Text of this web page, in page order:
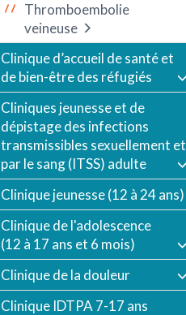
Thromboembolie
veineuse
Clinique d’accueil de santé et
de bien-être des réfugiés
Cliniques jeunesse et de
dépistage des infections
transmissibles sexuellement et
par le sang (ITSS) adulte
Clinique jeunesse (12 à 24 ans)
Clinique de l'adolescence
(12 à 17 ans et 6 mois)
Clinique de la douleur
Clinique IDTPA 7-17 ans